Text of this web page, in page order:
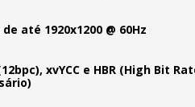
até 1920x1200 @ 60Hz
xvYCC e HBR (High Bit